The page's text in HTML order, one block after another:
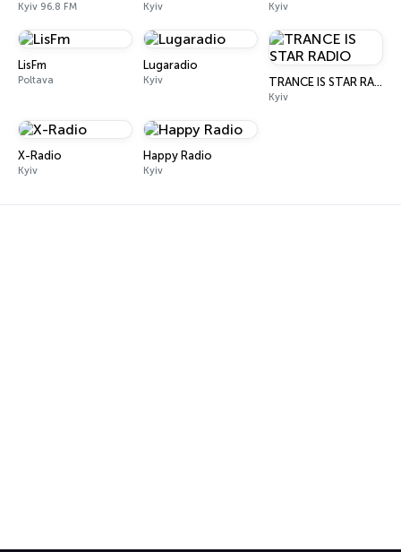
Kyiv 96.8 FM Kyiv Kyiv
LisFm
Poltava
Lugaradio
Kyiv TRANCE IS STAR RADIO
Kyiv
X-Radio
Kyiv
Happy Radio
Kyiv